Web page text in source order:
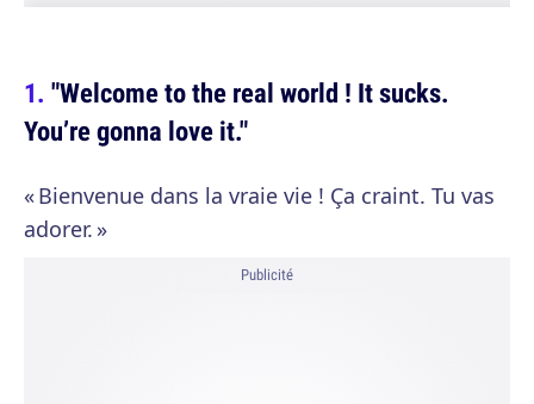
"Welcome to the real world ! It sucks.
You’re gonna love it."
« Bienvenue dans la vraie vie ! Ça craint. Tu vas
adorer. »
Publicité